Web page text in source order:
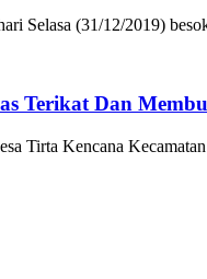
Selasa (31/12/2019)
Terikat Dan
Tirta Kencana